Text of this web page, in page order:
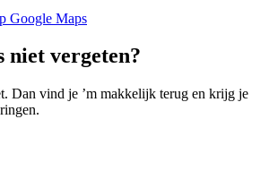
Google Maps
vergeten?
Dan vind je ’m makkelijk terug en krijg je